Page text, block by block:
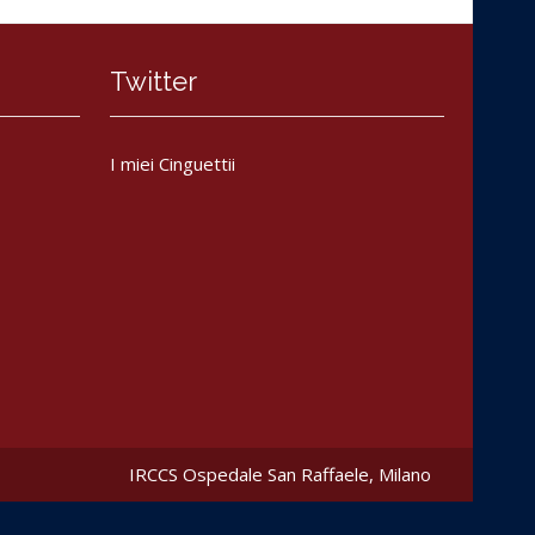
Twitter
I miei Cinguettii
IRCCS Ospedale San Raffaele, Milano